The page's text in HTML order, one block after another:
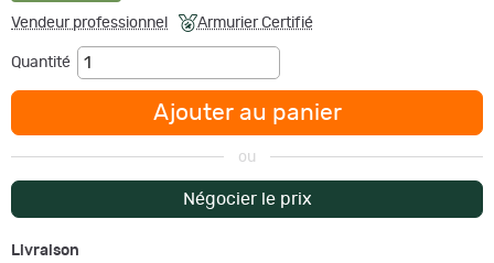
Vendeur professionnel Armurier Certifié
Quantité
Ajouter au panier
ou
Négocier le prix
Livraison